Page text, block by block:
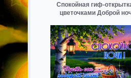
Спокойная гиф-
цветочками Доброй